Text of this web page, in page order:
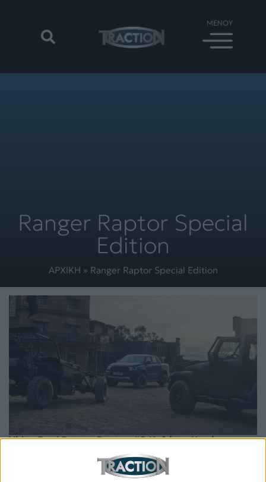
Ranger Raptor Special
Edition
ΑΡΧΙΚΗ » Ranger Raptor Special Edition
Video Ford Ranger Raptor: “Ο Καλός, ο Κακός και o…